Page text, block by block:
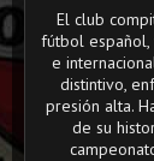
El club
fútbol español,
e
distintivo,
presión alta.
de su